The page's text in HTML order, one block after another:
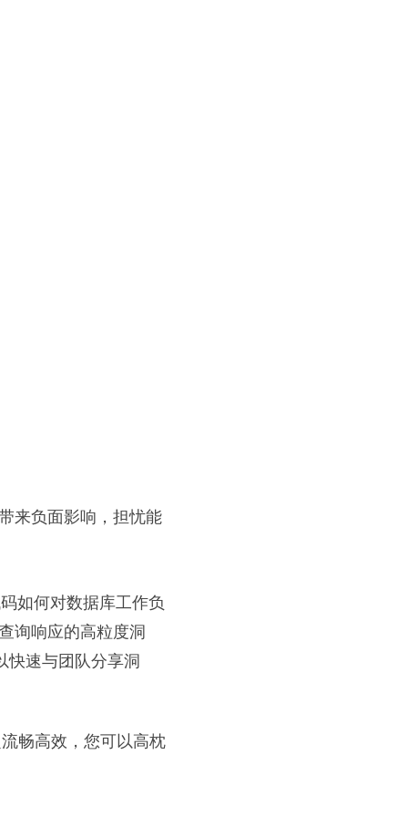
来负面影响，担忧能
如何对数据库工作负
询响应的高粒度洞
快速与团队分享洞
畅高效，您可以高枕